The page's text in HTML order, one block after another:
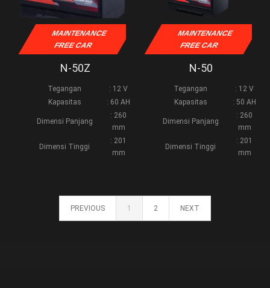
MAINTENANCE
FREE CAR
N-50Z
Tegangan
: 12 V
Kapasitas
: 60 AH
Dimensi Panjang
: 260
mm
Dimensi Tinggi
: 201
mm
MAINTENANCE
FREE CAR
N-50
Tegangan
: 12 V
Kapasitas
: 50 AH
Dimensi Panjang
: 260
mm
Dimensi Tinggi
: 201
mm
PREVIOUS 1 2 NEXT